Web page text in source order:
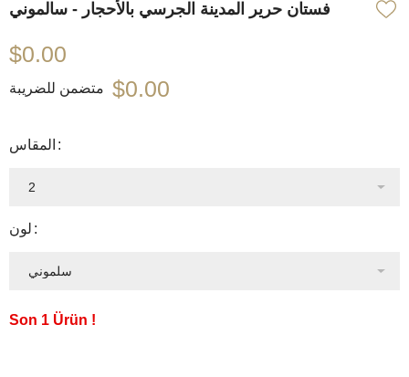
فستان حرير المدينة الجرسي بالأحجار - سالموني
$0.00
متضمن للضريبة $0.00
المقاس
لون
1